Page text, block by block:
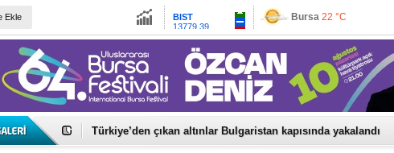
Ekle
Altın
Dolar47.6791
Euro 55.1258
İstanbul23 °C
Ankara20 °C
Bursa'da Tarihi Eser Pazarlığına Baskın
Türkiye’den çıkan altınlar Bulgaristan kapısında yakalandı
"Yeni nesil suç örgütlerine" yönelik dev operasyon
Beyin sağlığı anne karnında başlıyor!